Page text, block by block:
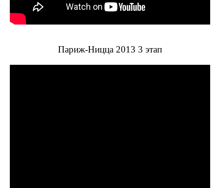
Париж-Ницца 2013 3 этап